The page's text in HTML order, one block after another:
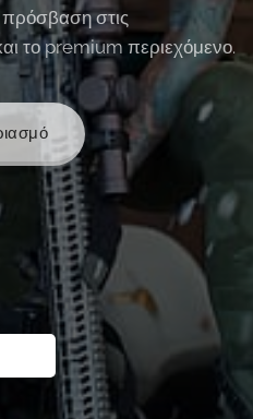
στις
το premium περιεχόμενο.